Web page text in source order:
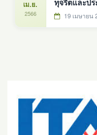
เม.ย.
2566
ทุจริตและป
19 เมษายน